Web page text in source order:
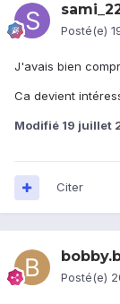
Posté(e)
J'avais bien
Ca devient
Modifié 19 juillet
Citer
Posté(e)